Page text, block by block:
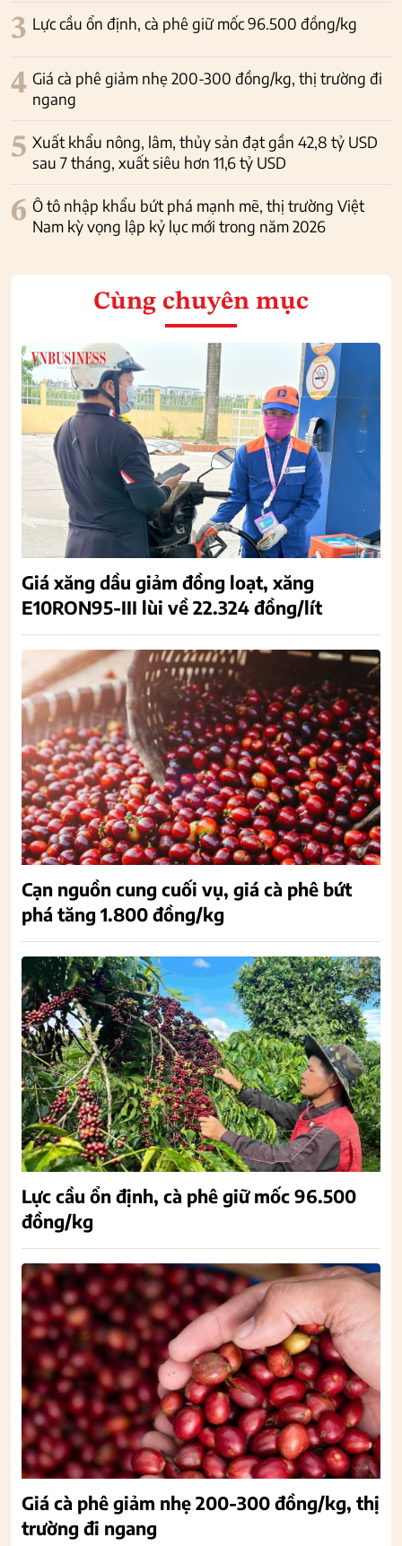
3 Lực cầu ổn định, cà phê giữ mốc 96.500 đồng/kg
4 Giá cà phê giảm nhẹ 200-300 đồng/kg, thị trường đi
ngang
5 Xuất khẩu nông, lâm, thủy sản đạt gần 42,8 tỷ USD
sau 7 tháng, xuất siêu hơn 11,6 tỷ USD
6 Ô tô nhập khẩu bứt phá mạnh mẽ, thị trường Việt
Nam kỳ vọng lập kỷ lục mới trong năm 2026
Cùng chuyên mục
Giá xăng dầu giảm đồng loạt, xăng
E10RON95-III lùi về 22.324 đồng/lít
Cạn nguồn cung cuối vụ, giá cà phê bứt
phá tăng 1.800 đồng/kg
Lực cầu ổn định, cà phê giữ mốc 96.500
đồng/kg
Giá cà phê giảm nhẹ 200-300 đồng/kg, thị
trường đi ngang